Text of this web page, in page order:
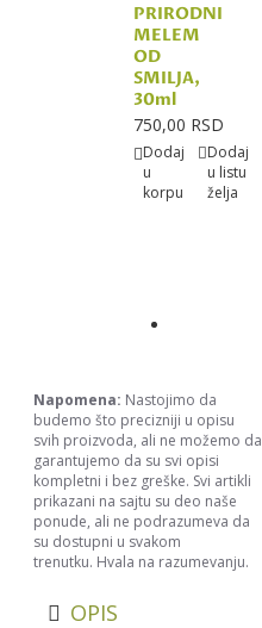
PRIRODNI
MELEM
OD
SMILJA,
30ml
750,00 RSD
Dodaj
u
korpu
Dodaj
u listu
želja
Napomena: Nastojimo da
budemo što precizniji u opisu
svih proizvoda, ali ne možemo da
garantujemo da su svi opisi
kompletni i bez greške. Svi artikli
prikazani na sajtu su deo naše
ponude, ali ne podrazumeva da
su dostupni u svakom
trenutku. Hvala na razumevanju.
OPIS